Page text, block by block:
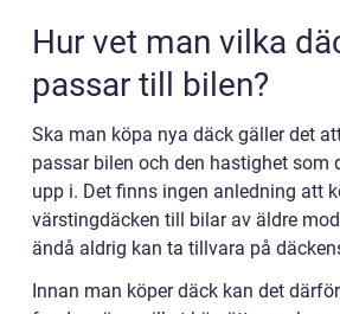
Hur vet man vilka
passar till bilen?
Ska man köpa nya däck gäller det
passar bilen och den hastighet som
upp i. Det finns ingen anledning att
värstingdäcken till bilar av äldre
ändå aldrig kan ta tillvara på
Innan man köper däck kan det